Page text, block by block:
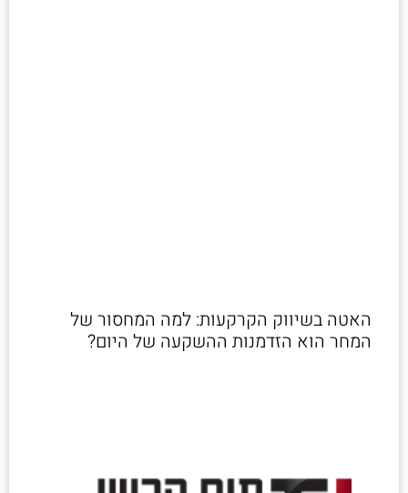
האטה בשיווק הקרקעות: למה המחסור של
המחר הוא הזדמנות ההשקעה של היום?